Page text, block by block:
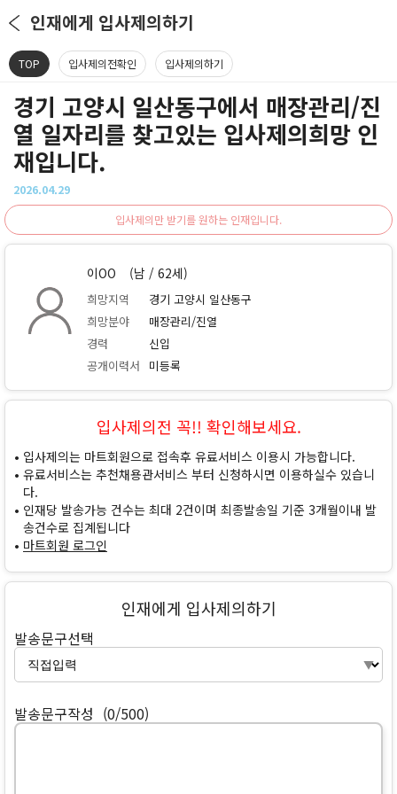
인재에게 입사제의하기
TOP 입사제의전확인 입사제의하기
경기 고양시 일산동구에서 매장관리/진
열 일자리를 찾고있는 입사제의희망 인
재입니다.
2026.04.29
입사제의만 받기를 원하는 인재입니다.
이OO (남 / 62세)
희망지역
경기 고양시 일산동구
희망분야
매장관리/진열
경력
신입
공개이력서
미등록
입사제의전 꼭!! 확인해보세요.
입사제의는 마트회원으로 접속후 유료서비스 이용시 가능합니다.
유료서비스는 추천채용관서비스 부터 신청하시면 이용하실수 있습니
다.
인재당 발송가능 건수는 최대 2건이며 최종발송일 기준 3개월이내 발
송건수로 집계됩니다
마트회원 로그인
인재에게 입사제의하기
발송문구선택
발송문구작성 (0/500)